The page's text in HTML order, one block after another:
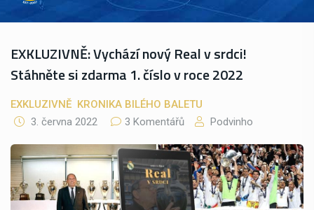
EXKLUZIVNĚ: Vychází nový Real v srdci!
Stáhněte si zdarma 1. číslo v roce 2022
EXKLUZIVNĚ KRONIKA BILÉHO BALETU
3. června 2022
3 Komentářů Podvinho